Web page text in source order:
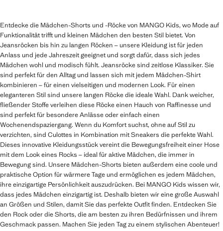
Entdecke die Mädchen-Shorts und -Röcke von MANGO Kids, wo Mode auf
Funktionalität trifft und kleinen Mädchen den besten Stil bietet. Von
Jeansröcken bis hin zu langen Röcken – unsere Kleidung ist für jeden
Anlass und jede Jahreszeit geeignet und sorgt dafür, dass sich jedes
Mädchen wohl und modisch fühlt. Jeansröcke sind zeitlose Klassiker. Sie
sind perfekt für den Alltag und lassen sich mit jedem Mädchen-Shirt
kombinieren – für einen vielseitigen und modernen Look. Für einen
eleganteren Stil sind unsere langen Röcke die ideale Wahl. Dank weicher,
fließender Stoffe verleihen diese Röcke einen Hauch von Raffinesse und
sind perfekt für besondere Anlässe oder einfach einen
Wochenendspaziergang. Wenn du Komfort suchst, ohne auf Stil zu
verzichten, sind Culottes in Kombination mit Sneakers die perfekte Wahl.
Dieses innovative Kleidungsstück vereint die Bewegungsfreiheit einer Hose
mit dem Look eines Rocks – ideal für aktive Mädchen, die immer in
Bewegung sind. Unsere Mädchen-Shorts bieten außerdem eine coole und
praktische Option für wärmere Tage und ermöglichen es jedem Mädchen,
ihre einzigartige Persönlichkeit auszudrücken. Bei MANGO Kids wissen wir,
dass jedes Mädchen einzigartig ist. Deshalb bieten wir eine große Auswahl
an Größen und Stilen, damit Sie das perfekte Outfit finden. Entdecken Sie
den Rock oder die Shorts, die am besten zu ihren Bedürfnissen und ihrem
Geschmack passen. Machen Sie jeden Tag zu einem stylischen Abenteuer!